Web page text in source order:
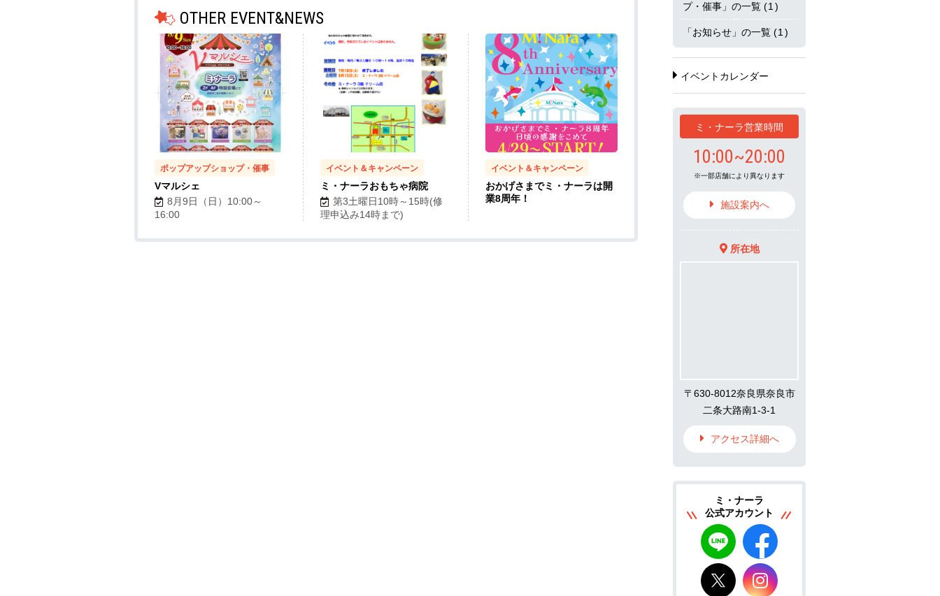
OTHER EVENT&NEWS
ポップアップショップ・催事
Vマルシェ
8月9日（日）10:00～
16:00
イベント＆キャンペーン
ミ・ナーラおもちゃ病院
第3土曜日10時～15時(修
理申込み14時まで)
イベント＆キャンペーン
おかげさまでミ・ナーラは開
業8周年！
プ・催事」の一覧 (1)
「お知らせ」の一覧 (1)
イベントカレンダー
ミ・ナーラ営業時間
10:00~20:00
一部店舗により異なります
施設案内へ
所在地
〒630-8012奈良県奈良市
二条大路南1-3-1
アクセス詳細へ
ミ・ナーラ
公式アカウント